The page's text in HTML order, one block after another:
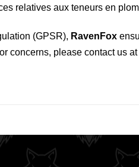
relatives aux teneurs en
(GPSR), RavenFox
concerns, please contact us at